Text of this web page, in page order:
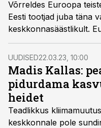
Võrreldes Euroopa
Eesti tootjad juba täna
keskkonnasäästlikult.
kestliku rahastuse
ka Eesti
UUDISED22.03.23, 10:00
Madis Kallas:
pidurdama
heidet
Teadlikkus
keskkonnale pole